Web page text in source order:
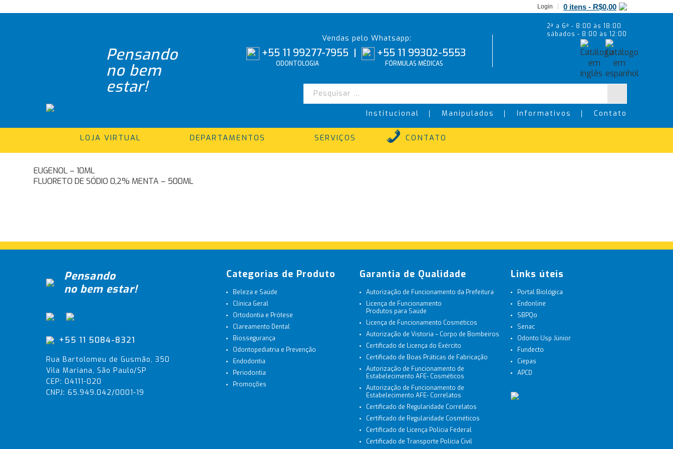
Login 0 itens - R$0,00
Pensando
no bem
estar!
Vendas pelo Whatsapp:
+55 11 99277-7955
ODONTOLOGIA
| +55 11 99302-5553
FÓRMULAS MÉDICAS
2ª a 6ª - 8:00 às 18:00
sábados - 8:00 às 12:00
Institucional Manipulados Informativos Contato
LOJA VIRTUAL DEPARTAMENTOS SERVIÇOS CONTATO
Navegação
EUGENOL – 10ML
FLUORETO DE SÓDIO 0,2% MENTA – 500ML
Pensando
no bem estar!
+55 11 5084-8321
Rua Bartolomeu de Gusmão, 350
Vila Mariana, São Paulo/SP
CEP: 04111-020
CNPJ: 65.949.042/0001-19
Categorias de Produto
Beleza e Saúde
Clínica Geral
Ortodontia e Prótese
Clareamento Dental
Biossegurança
Odontopediatria e Prevenção
Endodontia
Periodontia
Promoções
Garantia de Qualidade
Autorização de Funcionamento da Prefeitura
Licença de Funcionamento
Produtos para Saúde
Licença de Funcionamento Cosméticos
Autorização de Vistoria – Corpo de Bombeiros
Certificado de Licença do Exército
Certificado de Boas Práticas de Fabricação
Autorização de Funcionamento de
Estabelecimento AFE- Cosméticos
Autorização de Funcionamento de
Estabelecimento AFE- Correlatos
Certificado de Regularidade Correlatos
Certificado de Regularidade Cosméticos
Certificado de Licença Polícia Federal
Certificado de Transporte Polícia Civil
Links úteis
Portal Biológica
Endonline
SBPQo
Senac
Odonto Usp Júnior
Fundecto
Ciepas
APCD